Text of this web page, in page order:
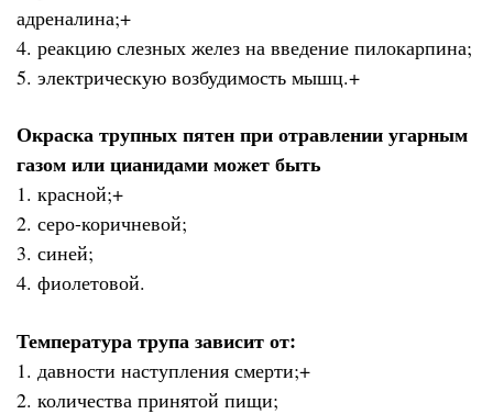
адреналина;+
4. реакцию слезных желез на введение пилокарпина;
5. электрическую возбудимость мышц.+
Окраска трупных пятен при отравлении угарным
газом или цианидами может быть
1. красной;+
2. серо-коричневой;
3. синей;
4. фиолетовой.
Температура трупа зависит от:
1. давности наступления смерти;+
2. количества принятой пищи;